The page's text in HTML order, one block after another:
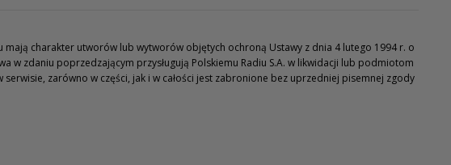
charakter utworów lub wytworów objętych ochroną Ustawy z dnia 4 lutego 1994 r. o
w zdaniu poprzedzającym przysługują Polskiemu Radiu S.A. w likwidacji lub podmiotom
zarówno w części, jak i w całości jest zabronione bez uprzedniej pisemnej zgody